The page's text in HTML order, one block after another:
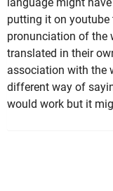
language might
putting it on youtube
pronunciation of the
translated in their
association with the
different way of
would work but it